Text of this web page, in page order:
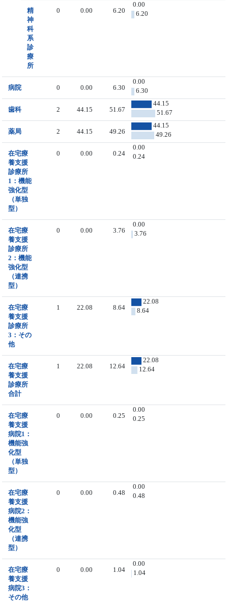
精
神
科
系
診
療
所
0 0.00 6.20
0.00
6.20
病院 0 0.00 6.30
0.00
6.30
歯科 2 44.15 51.67
44.15
51.67
薬局 2 44.15 49.26
44.15
49.26
在宅療
養支援
診療所
1：機能
強化型
（単独
型）
0 0.00 0.24
0.00
0.24
在宅療
養支援
診療所
2：機能
強化型
（連携
型）
0 0.00 3.76
0.00
3.76
在宅療
養支援
診療所
3：その
他
1 22.08 8.64
22.08
8.64
在宅療
養支援
診療所
合計
1 22.08 12.64
22.08
12.64
在宅療
養支援
病院1：
機能強
化型
（単独
型）
0 0.00 0.25
0.00
0.25
在宅療
養支援
病院2：
機能強
化型
（連携
型）
0 0.00 0.48
0.00
0.48
在宅療
養支援
病院3：
その他
0 0.00 1.04
0.00
1.04